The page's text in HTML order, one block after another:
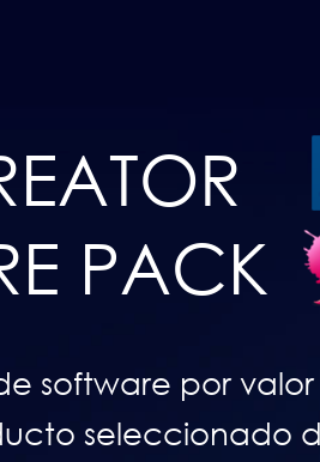
PACK
software por
seleccionado